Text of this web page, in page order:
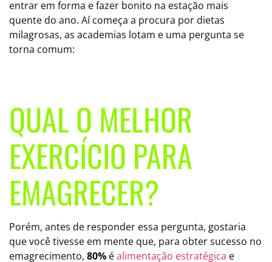
entrar em forma e fazer bonito na estação mais
quente do ano. Aí começa a procura por dietas
milagrosas, as academias lotam e uma pergunta se
torna comum:
QUAL O MELHOR
EXERCÍCIO PARA
EMAGRECER?
Porém, antes de responder essa pergunta, gostaria
que você tivesse em mente que, para obter sucesso no
emagrecimento, 80% éalimentação estratégica e